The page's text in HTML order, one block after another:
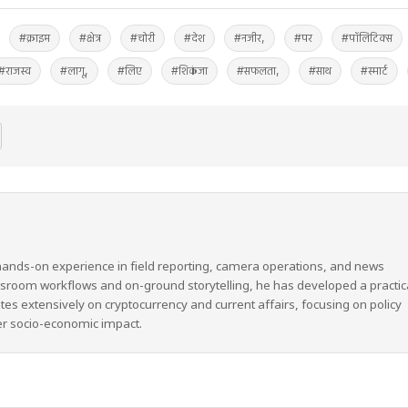
#क्राइम #क्षेत्र #चोरी #देश #नजीर, #पर #पॉलिटिक्स
#लागू, #लिए #शिकंजा #सफलता, #साथ #स्मार्ट
on experience in field reporting, camera operations, and news
workflows and on-ground storytelling, he has developed a
extensively on cryptocurrency and current affairs, focusing on policy
socio-economic impact.